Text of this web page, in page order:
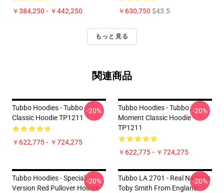
￥384,250 - ￥442,250 ￥630,750$43.5
もっと見る
関連商品
Tubbo Hoodies - Tubbo
Classic Hoodie TP1211
￥622,775 - ￥724,275
-20%
Tubbo Hoodies - Tubbo
Moment Classic Hoodie
TP1211
￥622,775 - ￥724,275
-20%
Tubbo Hoodies - Special
Version Red Pullover Hoodie
-20%
Tubbo LA 2701 - Real Name Is
Toby Smith From England
-20%